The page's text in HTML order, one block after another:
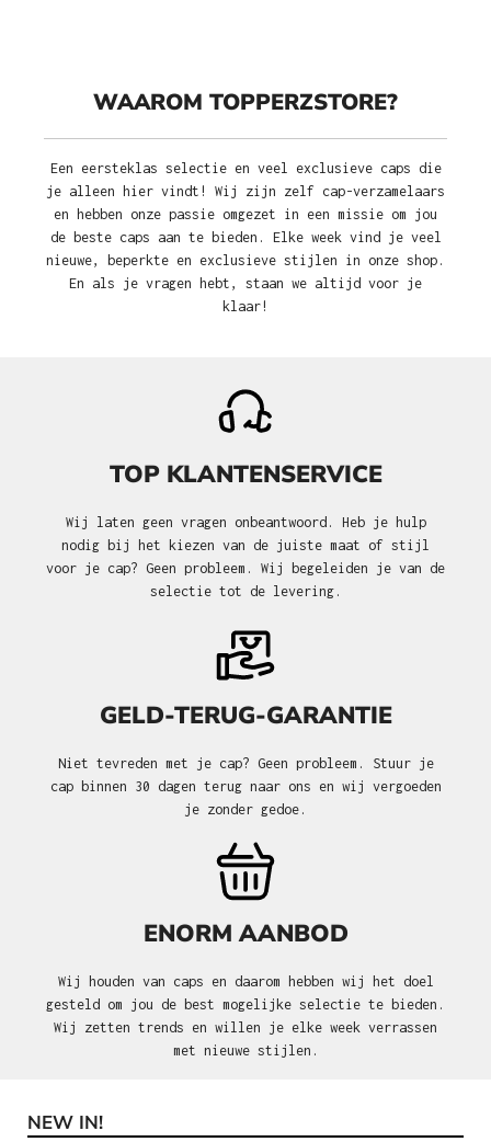
WAAROM TOPPERZSTORE?
Een eersteklas selectie en veel exclusieve caps die
je alleen hier vindt! Wij zijn zelf cap-verzamelaars
en hebben onze passie omgezet in een missie om jou
de beste caps aan te bieden. Elke week vind je veel
nieuwe, beperkte en exclusieve stijlen in onze shop.
En als je vragen hebt, staan we altijd voor je
klaar!
TOP KLANTENSERVICE
Wij laten geen vragen onbeantwoord. Heb je hulp
nodig bij het kiezen van de juiste maat of stijl
voor je cap? Geen probleem. Wij begeleiden je van de
selectie tot de levering.
GELD-TERUG-GARANTIE
Niet tevreden met je cap? Geen probleem. Stuur je
cap binnen 30 dagen terug naar ons en wij vergoeden
je zonder gedoe.
ENORM AANBOD
Wij houden van caps en daarom hebben wij het doel
gesteld om jou de best mogelijke selectie te bieden.
Wij zetten trends en willen je elke week verrassen
met nieuwe stijlen.
Productgalerij overslaan
NEW IN!